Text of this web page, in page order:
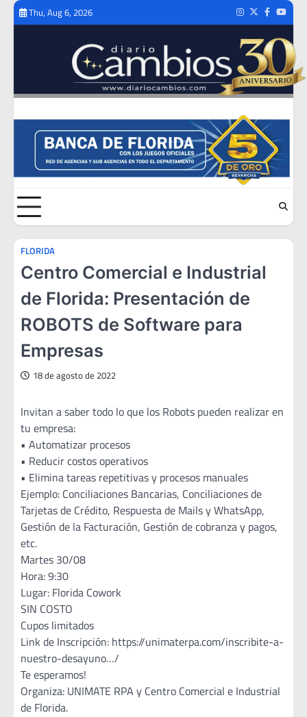
Skip
Thu, Aug 6, 2026 Instagram
TwitterFacebook
FLORIDA
Centro Comercial e Industrial
de Florida: Presentación de
ROBOTS de Software para
Empresas
18 de agosto de 2022
Invitan a saber todo lo que los Robots pueden realizar en
tu empresa:
• Automatizar procesos
• Reducir costos operativos
• Elimina tareas repetitivas y procesos manuales
Ejemplo: Conciliaciones Bancarias, Conciliaciones de
Tarjetas de Crédito, Respuesta de Mails y WhatsApp,
Gestión de la Facturación, Gestión de cobranza y pagos,
etc.
Martes 30/08
Hora: 9:30
Lugar: Florida Cowork
SIN COSTO
Cupos limitados
Link de Inscripción: https://unimaterpa.com/inscribite-a-
nuestro-desayuno…/
Te esperamos!
Organiza: UNIMATE RPA y Centro Comercial e Industrial
de Florida.